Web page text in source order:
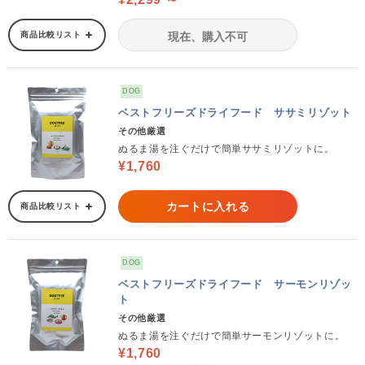
商品比較リスト 現在、購入不可
DOG
ベストフリーズドライフード ササミリゾット
その他厳選
ぬるま湯を注ぐだけで簡単ササミリゾットに。
¥1,760
商品比較リスト カートに入れる
DOG
ベストフリーズドライフード サーモンリゾッ
ト
その他厳選
ぬるま湯を注ぐだけで簡単サーモンリゾットに。
¥1,760